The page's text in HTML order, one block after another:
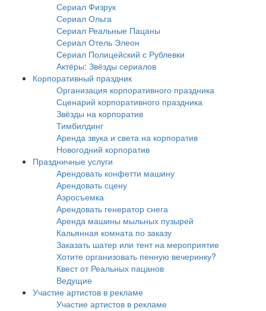
Сериал Физрук
Сериал Ольга
Сериал Реальные Пацаны
Сериал Отель Элеон
Сериал Полицейский с Рублевки
Актёры: Звёзды сериалов
Корпоративный праздник
Организация корпоративного праздника
Сценарий корпоративного праздника
Звёзды на корпоратив
Тимбилдинг
Аренда звука и света на корпоратив
Новогодний корпоратив
Праздничные услуги
Арендовать конфетти машину
Арендовать сцену
Аэросъемка
Арендовать генератор снега
Аренда машины мыльных пузырей
Кальянная комната по заказу
Заказать шатер или тент на мероприятие
Хотите организовать пенную вечеринку?
Квест от Реальных пацанов
Ведущие
Участие артистов в рекламе
Участие артистов в рекламе